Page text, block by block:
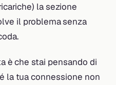
la sezione
il problema senza
è che stai pensando di
la tua connessione non